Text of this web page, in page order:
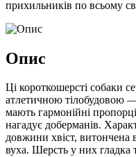
прихильників по всьому
Опис
Ці короткошерсті собаки
атлетичною тілобудовою
мають гармонійні
нагадує доберманів.
довжини хвіст, витончена
вуха. Шерсть у них гладка